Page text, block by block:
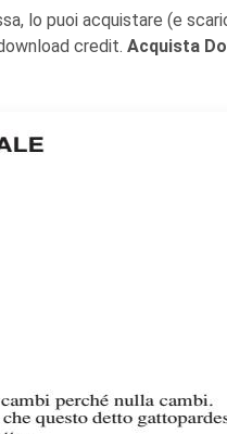
lo puoi acquistare (e
credit. Acquista